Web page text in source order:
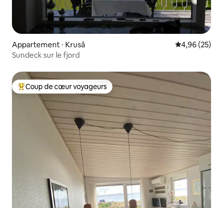
Appartement ⋅ Kruså Évaluation
4,96 (25)
Sundeck sur le fjord
Coups de cœur voyageurs les plus appréciés
Coup de cœur voyageurs